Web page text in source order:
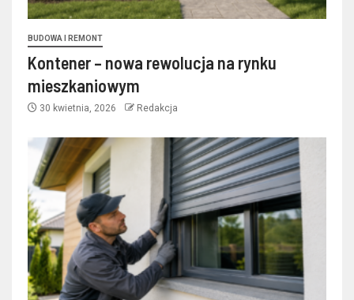
BUDOWA I REMONT
Kontener – nowa rewolucja na rynku
mieszkaniowym
30 kwietnia, 2026 Redakcja